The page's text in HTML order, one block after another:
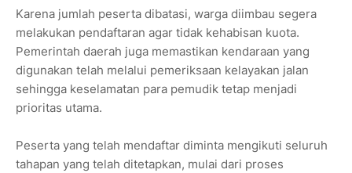
Karena jumlah peserta dibatasi, warga diimbau segera
melakukan pendaftaran agar tidak kehabisan kuota.
Pemerintah daerah juga memastikan kendaraan yang
digunakan telah melalui pemeriksaan kelayakan jalan
sehingga keselamatan para pemudik tetap menjadi
prioritas utama.
Peserta yang telah mendaftar diminta mengikuti seluruh
tahapan yang telah ditetapkan, mulai dari proses